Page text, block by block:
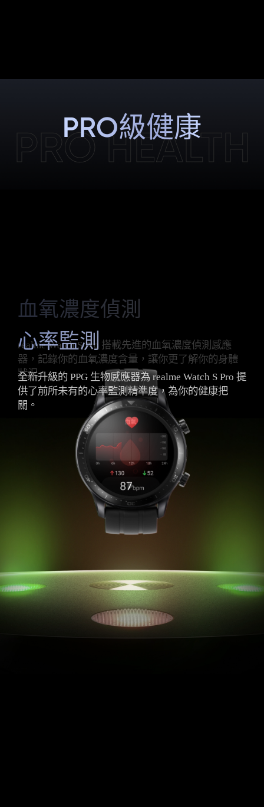
PRO級健康
PRO HEALTH
血氧濃度偵測
realme Watch S Pro 搭載先進的血氧濃度偵測感應
器，記錄你的血氧濃度含量，讓你更了解你的身體
狀況。
心率監測
全新升級的 PPG 生物感應器為 realme Watch S Pro 提
供了前所未有的心率監測精準度，為你的健康把
關。